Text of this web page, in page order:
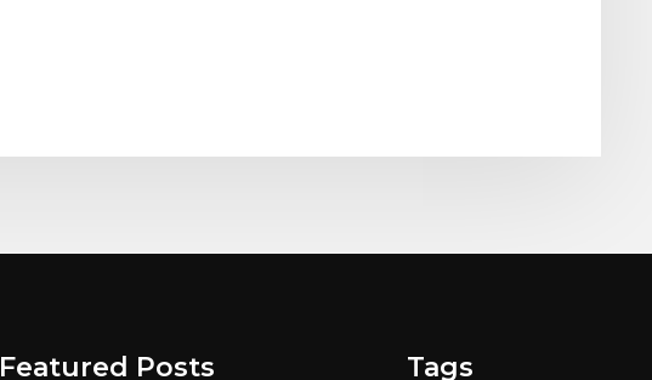
Featured Posts Tags